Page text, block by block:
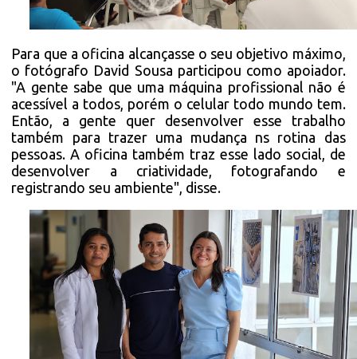
Para que a oficina alcançasse o seu objetivo máximo,
o fotógrafo David Sousa participou como apoiador.
"A gente sabe que uma máquina profissional não é
acessível a todos, porém o celular todo mundo tem.
Então, a gente quer desenvolver esse trabalho
também para trazer uma mudança ns rotina das
pessoas. A oficina também traz esse lado social, de
desenvolver a criatividade, fotografando e
registrando seu ambiente", disse.